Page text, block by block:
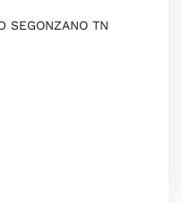
SEGONZANO TN